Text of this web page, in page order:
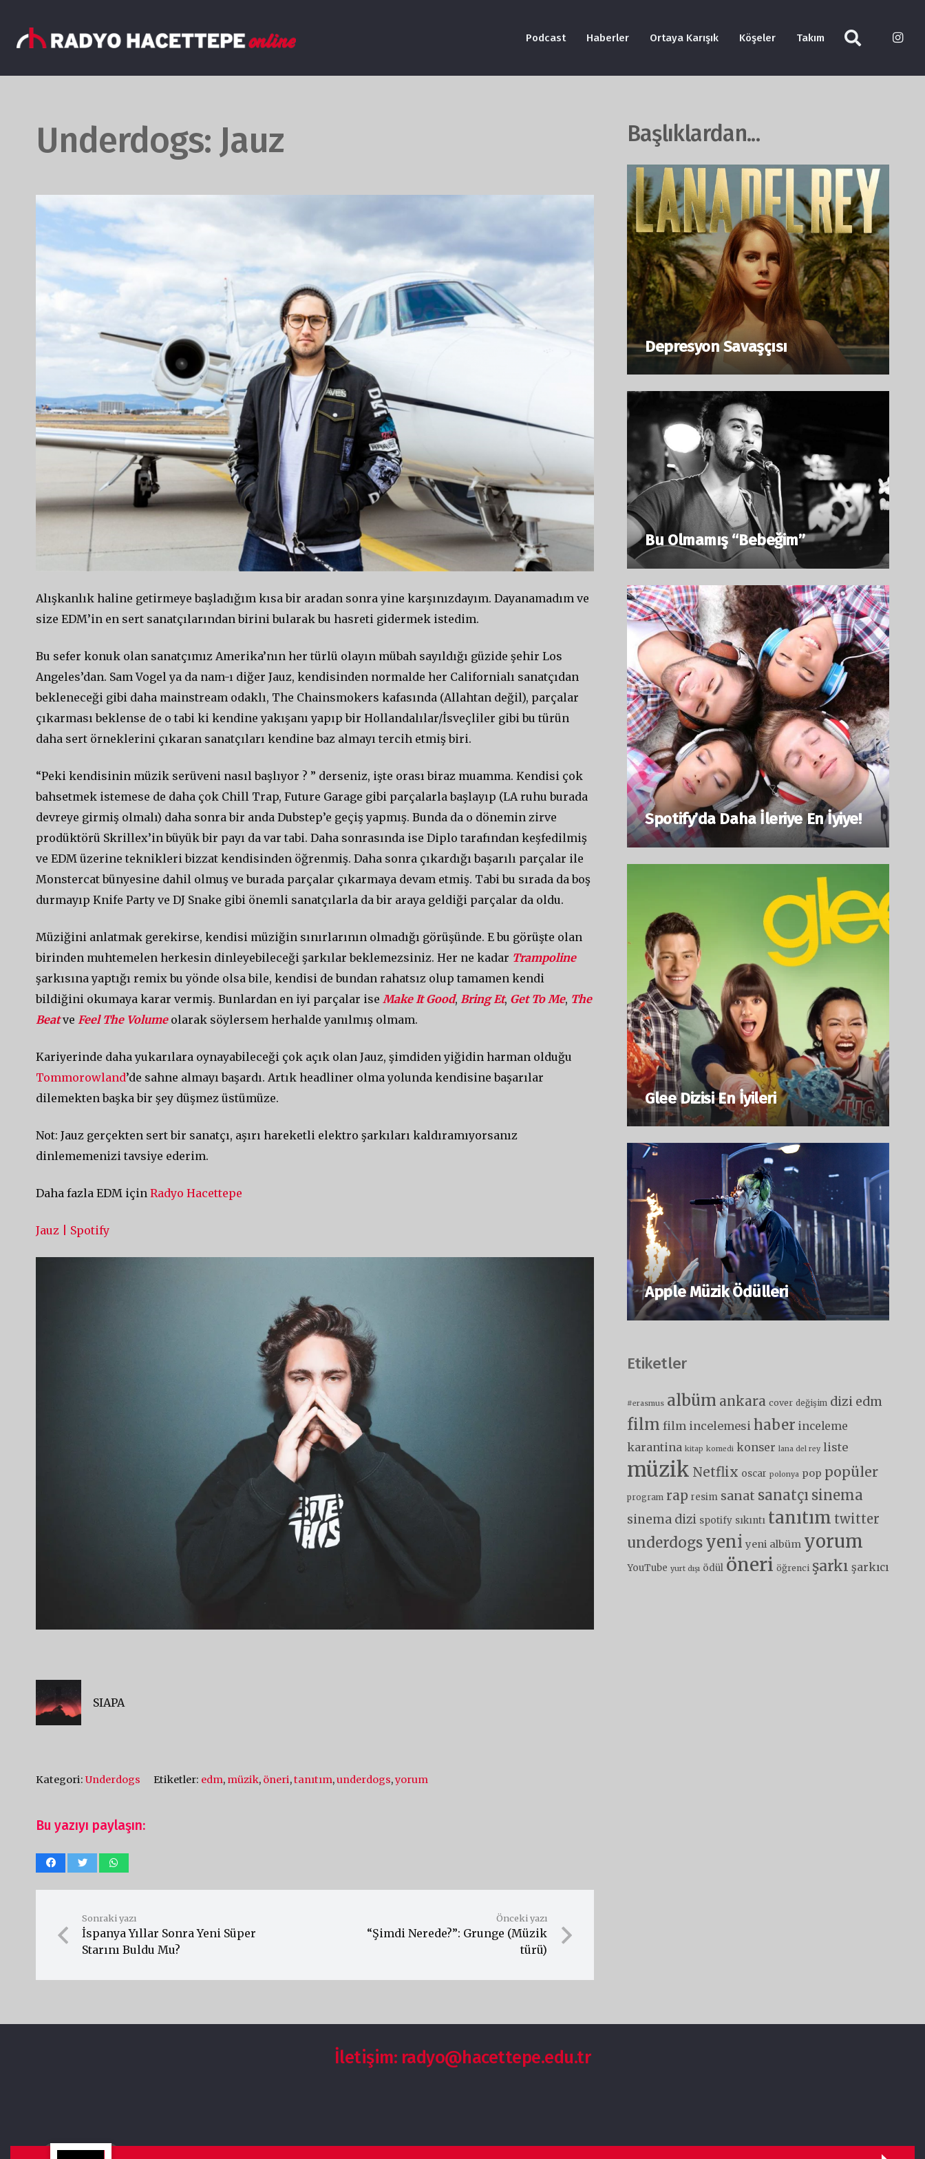
Podcast Haberler Ortaya Karışık Köşeler Takım
Underdogs: Jauz
Alışkanlık haline getirmeye başladığım kısa bir aradan sonra yine karşınızdayım. Dayanamadım ve
size EDM’in en sert sanatçılarından birini bularak bu hasreti gidermek istedim.
Bu sefer konuk olan sanatçımız Amerika’nın her türlü olayın mübah sayıldığı güzide şehir Los
Angeles’dan. Sam Vogel ya da nam-ı diğer Jauz, kendisinden normalde her Californialı sanatçıdan
bekleneceği gibi daha mainstream odaklı, The Chainsmokers kafasında (Allahtan değil), parçalar
çıkarması beklense de o tabi ki kendine yakışanı yapıp bir Hollandalılar/İsveçliler gibi bu türün
daha sert örneklerini çıkaran sanatçıları kendine baz almayı tercih etmiş biri.
“Peki kendisinin müzik serüveni nasıl başlıyor ? ” derseniz, işte orası biraz muamma. Kendisi çok
bahsetmek istemese de daha çok Chill Trap, Future Garage gibi parçalarla başlayıp (LA ruhu burada
devreye girmiş olmalı) daha sonra bir anda Dubstep’e geçiş yapmış. Bunda da o dönemin zirve
prodüktörü Skrillex’in büyük bir payı da var tabi. Daha sonrasında ise Diplo tarafından keşfedilmiş
ve EDM üzerine teknikleri bizzat kendisinden öğrenmiş. Daha sonra çıkardığı başarılı parçalar ile
Monstercat bünyesine dahil olmuş ve burada parçalar çıkarmaya devam etmiş. Tabi bu sırada da boş
durmayıp Knife Party ve DJ Snake gibi önemli sanatçılarla da bir araya geldiği parçalar da oldu.
Müziğini anlatmak gerekirse, kendisi müziğin sınırlarının olmadığı görüşünde. E bu görüşte olan
birinden muhtemelen herkesin dinleyebileceği şarkılar beklemezsiniz. Her ne kadar Trampoline
şarkısına yaptığı remix bu yönde olsa bile, kendisi de bundan rahatsız olup tamamen kendi
bildiğini okumaya karar vermiş. Bunlardan en iyi parçalar ise Make It Good, Bring Et, Get To Me, The
Beatve Feel The Volumeolarak söylersem herhalde yanılmış olmam.
Kariyerinde daha yukarılara oynayabileceği çok açık olan Jauz, şimdiden yiğidin harman olduğu
Tommorowland’de sahne almayı başardı. Artık headliner olma yolunda kendisine başarılar
dilemekten başka bir şey düşmez üstümüze.
Not: Jauz gerçekten sert bir sanatçı, aşırı hareketli elektro şarkıları kaldıramıyorsanız
dinlememenizi tavsiye ederim.
Daha fazla EDM için Radyo Hacettepe
Jauz | Spotify
SIAPA
Kategori: Underdogs Etiketler: edm, müzik, öneri,tanıtım,underdogs,yorum
Bu yazıyı paylaşın:
Sonraki yazı
İspanya Yıllar Sonra Yeni Süper
Starını Buldu Mu?
Önceki yazı
“Şimdi Nerede?”: Grunge (Müzik
türü)
Başlıklardan...
Depresyon Savaşçısı
Bu Olmamış “Bebeğim”
Spotify’da Daha İleriye En İyiye!
Glee Dizisi En İyileri
Apple Müzik Ödülleri
Etiketler
#erasmus albüm ankara cover değişim dizi edm
film film incelemesi haber inceleme
karantina kitap komedi konser lana del rey liste
müzik Netflix oscar polonya pop popüler
program rap resim sanat sanatçı sinema
sinema dizi spotify sıkıntı tanıtım twitter
underdogs yeni yeni albüm yorum
YouTube yurt dışı ödül öneri öğrenci şarkı şarkıcı
İletişim: radyo@hacettepe.edu.tr